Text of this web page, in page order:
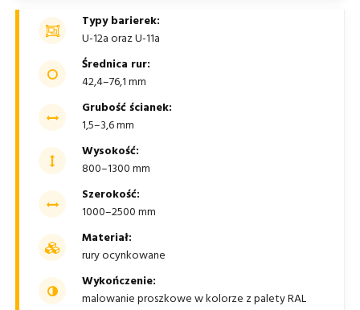
Typy barierek:
U-12a oraz U-11a
Średnica rur:
42,4–76,1 mm
Grubość ścianek:
1,5–3,6 mm
Wysokość:
800–1300 mm
Szerokość:
1000–2500 mm
Materiał:
rury ocynkowane
Wykończenie:
malowanie proszkowe w kolorze z palety RAL